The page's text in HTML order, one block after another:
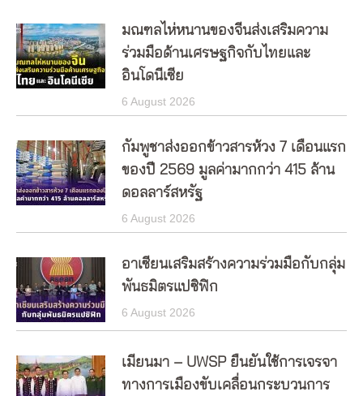
มณฑลไห่หนานของจีนส่งเสริมความ
ร่วมมือด้านเศรษฐกิจกับไทยและ
อินโดนีเซีย
6 August 2026
กัมพูชาส่งออกข้าวสารห้วง 7 เดือนแรก
ของปี 2569 มูลค่ามากกว่า 415 ล้าน
ดอลลาร์สหรัฐ
6 August 2026
อาเซียนเสริมสร้างความร่วมมือกับกลุ่ม
พันธมิตรแปซิฟิก
6 August 2026
เมียนมา – UWSP ยืนยันใช้การเจรจา
ทางการเมืองขับเคลื่อนกระบวนการ